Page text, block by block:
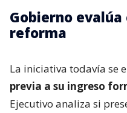
Gobierno
reforma
La iniciativa todavía se
previa a su ingreso
Ejecutivo analiza si